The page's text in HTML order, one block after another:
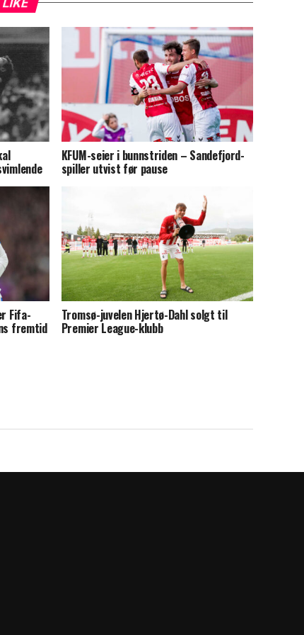
KFUM-seier i bunnstriden – Sandefjord-
spiller utvist før pause
Fifa-
fremtid
Tromsø-juvelen Hjertø-Dahl solgt til
Premier League-klubb